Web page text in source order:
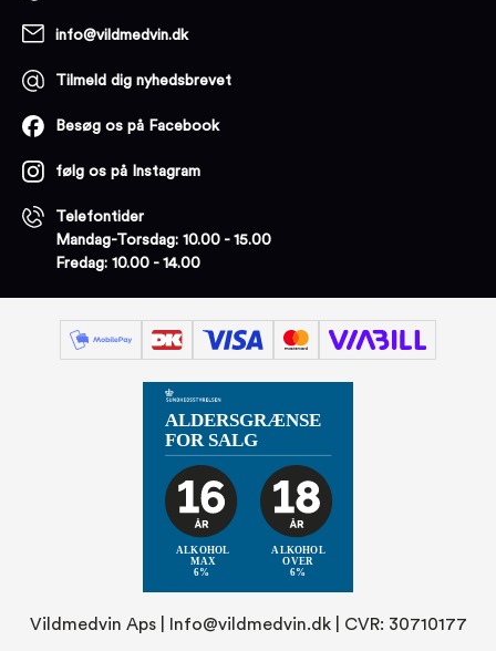
info@vildmedvin.dk
Tilmeld dig nyhedsbrevet
Besøg os på Facebook
følg os på Instagram
Telefontider
Mandag-Torsdag: 10.00 - 15.00
Fredag: 10.00 - 14.00
Vildmedvin Aps | Info@vildmedvin.dk| CVR: 30710177